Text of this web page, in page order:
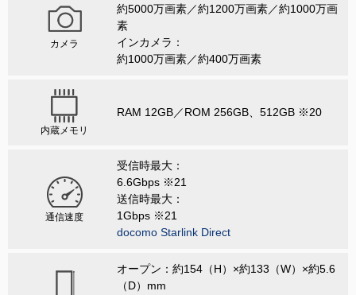
カメラ
約5000万画素／約1200万画素／約1000万画
素
インカメラ：
約1000万画素／約400万画素
内蔵メモリ
RAM 12GB／ROM 256GB、512GB ※20
通信速度
受信時最大：
6.6Gbps ※21
送信時最大：
1Gbps ※21
docomo Starlink Direct
オープン：約154（H）×約133（W）×約5.6
（D）mm